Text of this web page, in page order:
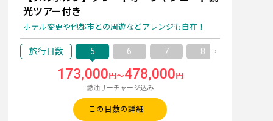
光ツアー付き
ホテル変更や他都市との周遊などアレンジも自在！
5 6 7 8
173,000 円～478,000 円
燃油サーチャージ込み
この日数の詳細